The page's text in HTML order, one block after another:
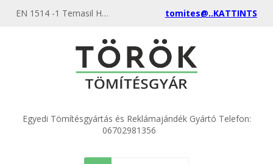
EN 1514 -1 Temasil HT 330°C Lv.: 3,0mm - akciós ipari karima tömítések gyártása, egyenest a gyártótól most itt nálunk rendeld meg, különböző anyagokból és méretekből kimagasló minőségben egyedi méret gyártásamagasló minőségben tomites@..KATTINTS
Egyedi Tömítésgyártás és Reklámajándék Gyártó Telefon:
06702981356